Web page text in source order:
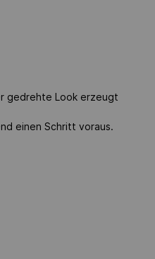
gedrehte Look erzeugt
einen Schritt voraus.